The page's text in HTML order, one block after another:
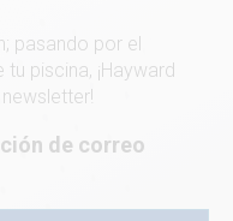
pasando por el
piscina, ¡Hayward
de correo